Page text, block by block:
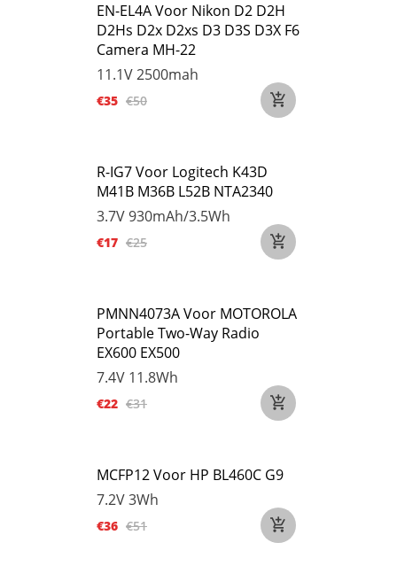
EN-EL4A Voor Nikon D2 D2H
D2Hs D2x D2xs D3 D3S D3X F6
Camera MH-22
11.1V2500mah
€35 €50
R-IG7 Voor Logitech K43D
M41B M36B L52B NTA2340
3.7V930mAh/3.5Wh
€17 €25
PMNN4073A Voor MOTOROLA
Portable Two-Way Radio
EX600 EX500
7.4V 11.8Wh
€22 €31
MCFP12 Voor HP BL460C G9
7.2V3Wh
€36 €51